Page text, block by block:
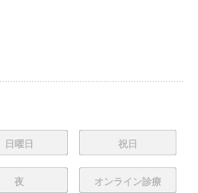
日曜日 祝日
夜 オンライン診療